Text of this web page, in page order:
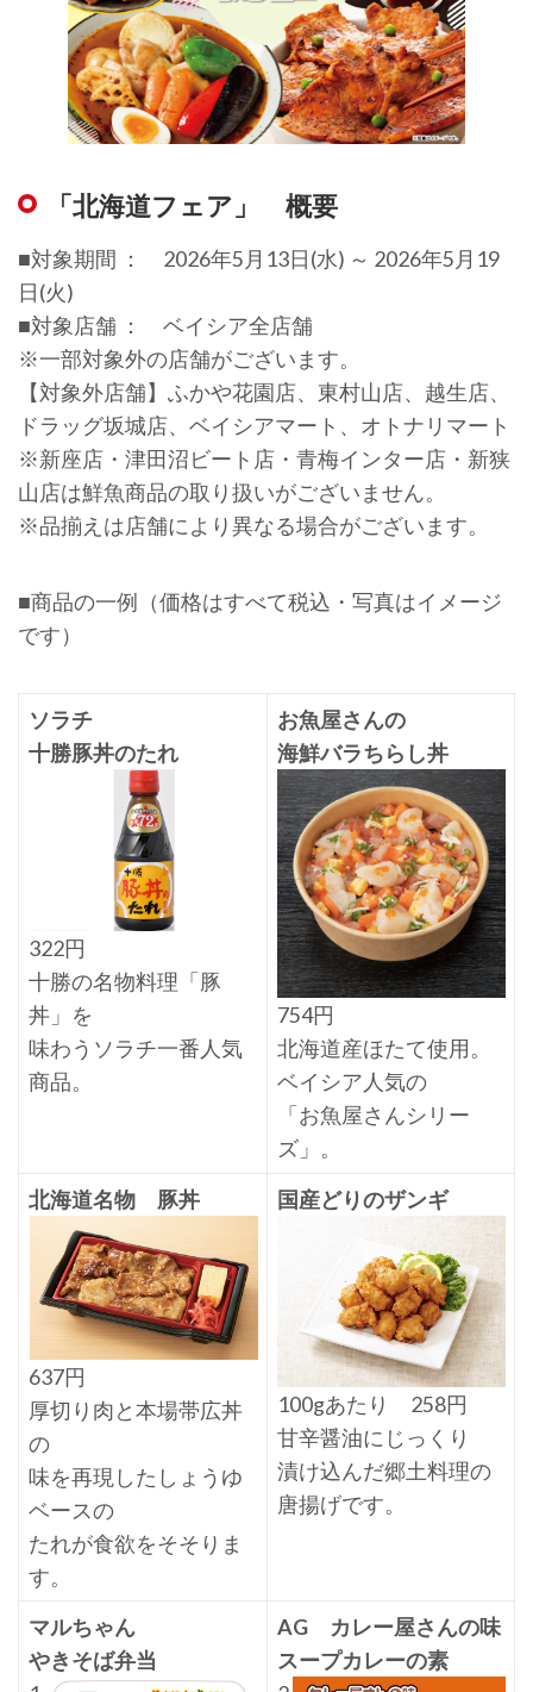
「北海道フェア」 概要
■対象期間 ： 2026年5月13日(水) ～ 2026年5月19
日(火)
■対象店舗 ： ベイシア全店舗
※一部対象外の店舗がございます。
【対象外店舗】ふかや花園店、東村山店、越生店、
ドラッグ坂城店、ベイシアマート、オトナリマート
※新座店・津田沼ビート店・青梅インター店・新狭
山店は鮮魚商品の取り扱いがございません。
※品揃えは店舗により異なる場合がございます。
■商品の一例（価格はすべて税込・写真はイメージ
です）
ソラチ
十勝豚丼のたれ
322円
十勝の名物料理「豚
丼」を
味わうソラチ一番人気
商品。
お魚屋さんの
海鮮バラちらし丼
754円
北海道産ほたて使用。
ベイシア人気の
「お魚屋さんシリー
ズ」。
北海道名物 豚丼
637円
厚切り肉と本場帯広丼
の
味を再現したしょうゆ
ベースの
たれが食欲をそそりま
す。
国産どりのザンギ
100gあたり 258円
甘辛醤油にじっくり
漬け込んだ郷土料理の
唐揚げです。
マルちゃん
やきそば弁当
AG カレー屋さんの味
スープカレーの素